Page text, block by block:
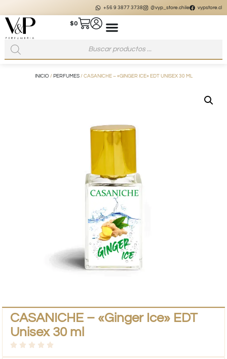
+56 9 3877 3738 @vyp_store.chile vypstore.cl
$0
INICIO / PERFUMES/ CASANICHE – «GINGER ICE» EDT UNISEX 30 ML
CASANICHE – «Ginger Ice» EDT
Unisex 30 ml